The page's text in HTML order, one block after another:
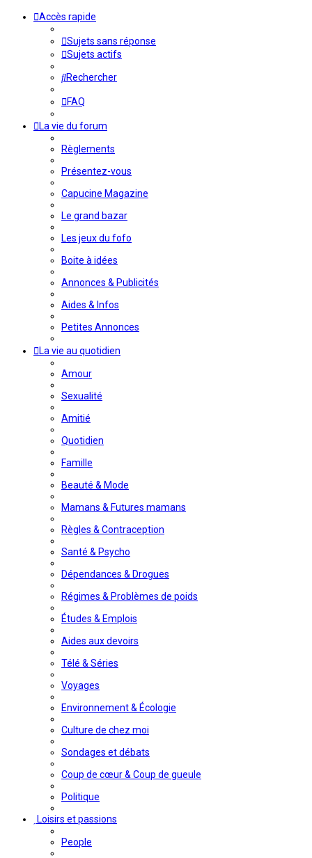
Accès rapide
Sujets sans réponse
Sujets actifs
Rechercher
FAQ
La vie du forum
Règlements
Présentez-vous
Capucine Magazine
Le grand bazar
Les jeux du fofo
Boite à idées
Annonces & Publicités
Aides & Infos
Petites Annonces
La vie au quotidien
Amour
Sexualité
Amitié
Quotidien
Famille
Beauté & Mode
Mamans & Futures mamans
Règles & Contraception
Santé & Psycho
Dépendances & Drogues
Régimes & Problèmes de poids
Études & Emplois
Aides aux devoirs
Télé & Séries
Voyages
Environnement & Écologie
Culture de chez moi
Sondages et débats
Coup de cœur & Coup de gueule
Politique
Loisirs et passions
People